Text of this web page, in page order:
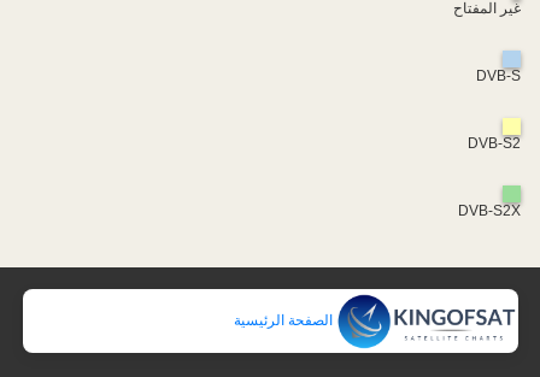
غير المفتاح
DVB-S
DVB-S2
DVB-S2X
الصفحة الرئيسية